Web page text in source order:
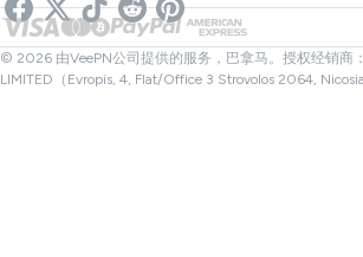
Netflix VPN
文件检查器
加拿大VPN
土耳其VPN
合作伙伴
© 2026 由VeePN公司提供的服务，巴拿马。授权经销商
LIMITED（Evropis, 4, Flat/Office 3 Strovolos 2064,